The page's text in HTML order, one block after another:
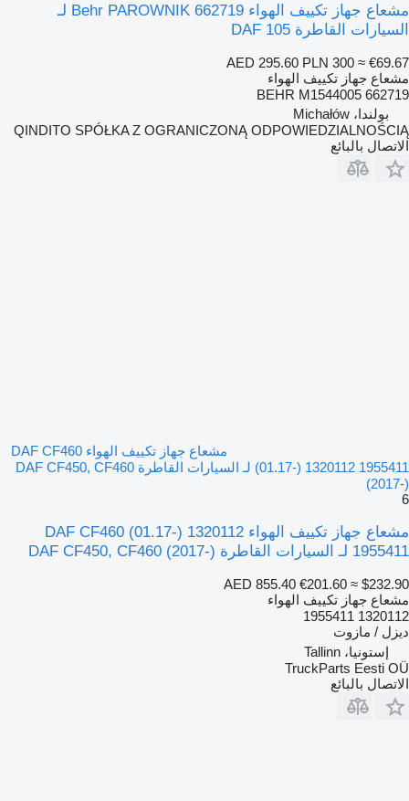
مشعاع جهاز تكييف الهواء Behr PAROWNIK 662719 لـ
السيارات القاطرة DAF 105
AED 295.60 PLN 300 ≈ €69.67
مشعاع جهاز تكييف الهواء
662719 BEHR M1544005
بولندا، Michałów
QINDITO SPÓŁKA Z OGRANICZONĄ ODPOWIEDZIALNOŚCIĄ
الاتصال بالبائع
مشعاع جهاز تكييف الهواء DAF CF460
(01.17-) 1320112 1955411 لـ السيارات القاطرة DAF CF450, CF460
(2017-)
6
مشعاع جهاز تكييف الهواء DAF CF460 (01.17-) 1320112
1955411 لـ السيارات القاطرة DAF CF450, CF460 (2017-)
AED 855.40 €201.60 ≈ $232.90
مشعاع جهاز تكييف الهواء
1320112 1955411
ديزل / مازوت
إستونيا، Tallinn
TruckParts Eesti OÜ
الاتصال بالبائع